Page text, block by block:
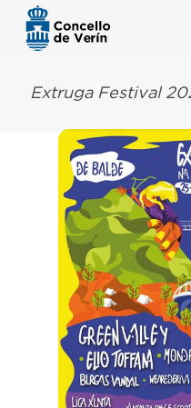
Extruga Festival